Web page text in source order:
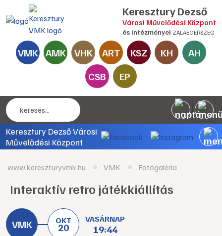
Keresztury Dezső
Városi Művelődési Központ
és intézményei ZALAEGERSZEG
VMK AMK VHK ART KSZ KH
AH
CSB
EP
Keresztury Dezső Városi
Művelődési Központ
www.kereszturyvmk.hu VMK Fotógaléria
Interaktív retro játékkiállítás
OKT
20
VASÁRNAP
19:44